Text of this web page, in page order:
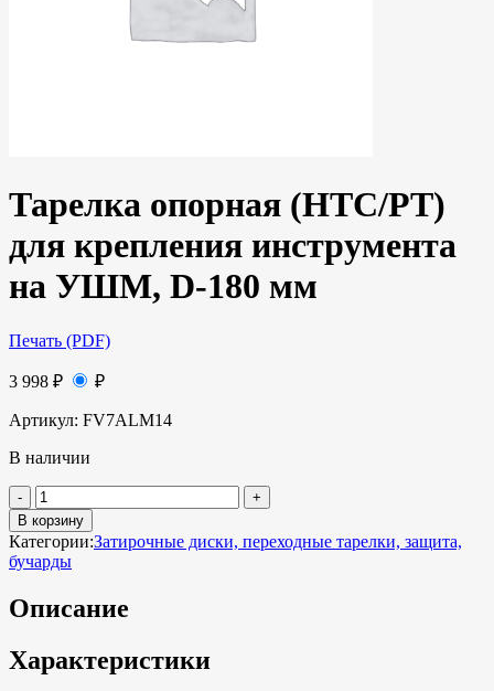
Тарелка опорная (HTC/PT)
для крепления инструмента
на УШМ, D-180 мм
Печать (PDF)
3 998 ₽ ₽
Артикул: FV7ALM14
В наличии
В корзину
Категории:Затирочные диски, переходные тарелки, защита,
бучарды
Описание
Характеристики